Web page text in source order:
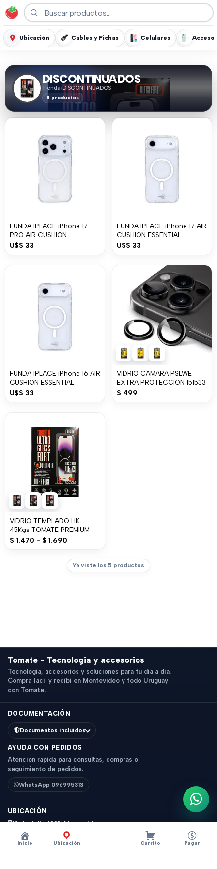
Ubicación Cables y Fichas Celulares
Inicio Ubicación Carrito Pagar
DISCONTINUADOS
Tienda/DISCONTINUADOS
5 productos
FUNDA IPLACE iPhone 17
PRO AIR CUSHION
ESSENTIAL
U$S 33
FUNDA IPLACE iPhone 17 AIR
CUSHION ESSENTIAL
U$S 33
FUNDA IPLACE iPhone 16 AIR
CUSHION ESSENTIAL
U$S 33
VIDRIO CAMARA PSLWE
EXTRA PROTECCION 151533
$ 499
VIDRIO TEMPLADO HK
45Kgs TOMATE PREMIUM
$ 1.470 - $ 1.690
Ya viste los 5 productos
Tomate - Tecnologia y accesorios
Tecnologia, accesorios y soluciones para tu dia a dia.
Compra facil y recibi en Montevideo y todo Uruguay
con Tomate.
DOCUMENTACIÓN
Documentos incluidos
AYUDA CON PEDIDOS
Atencion rapida para consultas, compras o
seguimiento de pedidos.
WhatsApp 096995313
UBICACIÓN
18 de Julio 1831, Montevideo
Horario: 9 a 18 hs